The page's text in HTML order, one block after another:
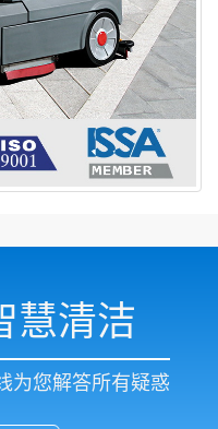
慧清洁
为您解答所有疑惑